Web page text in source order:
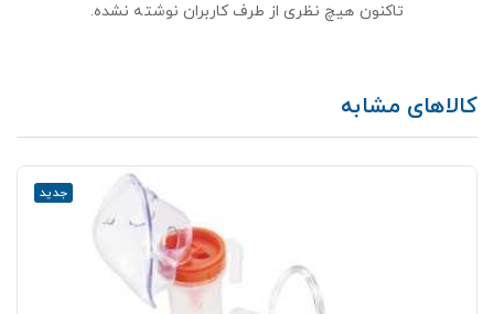
تاکنون هیچ نظری از طرف کاربران نوشته نشده.
کالاهای مشابه
جدید